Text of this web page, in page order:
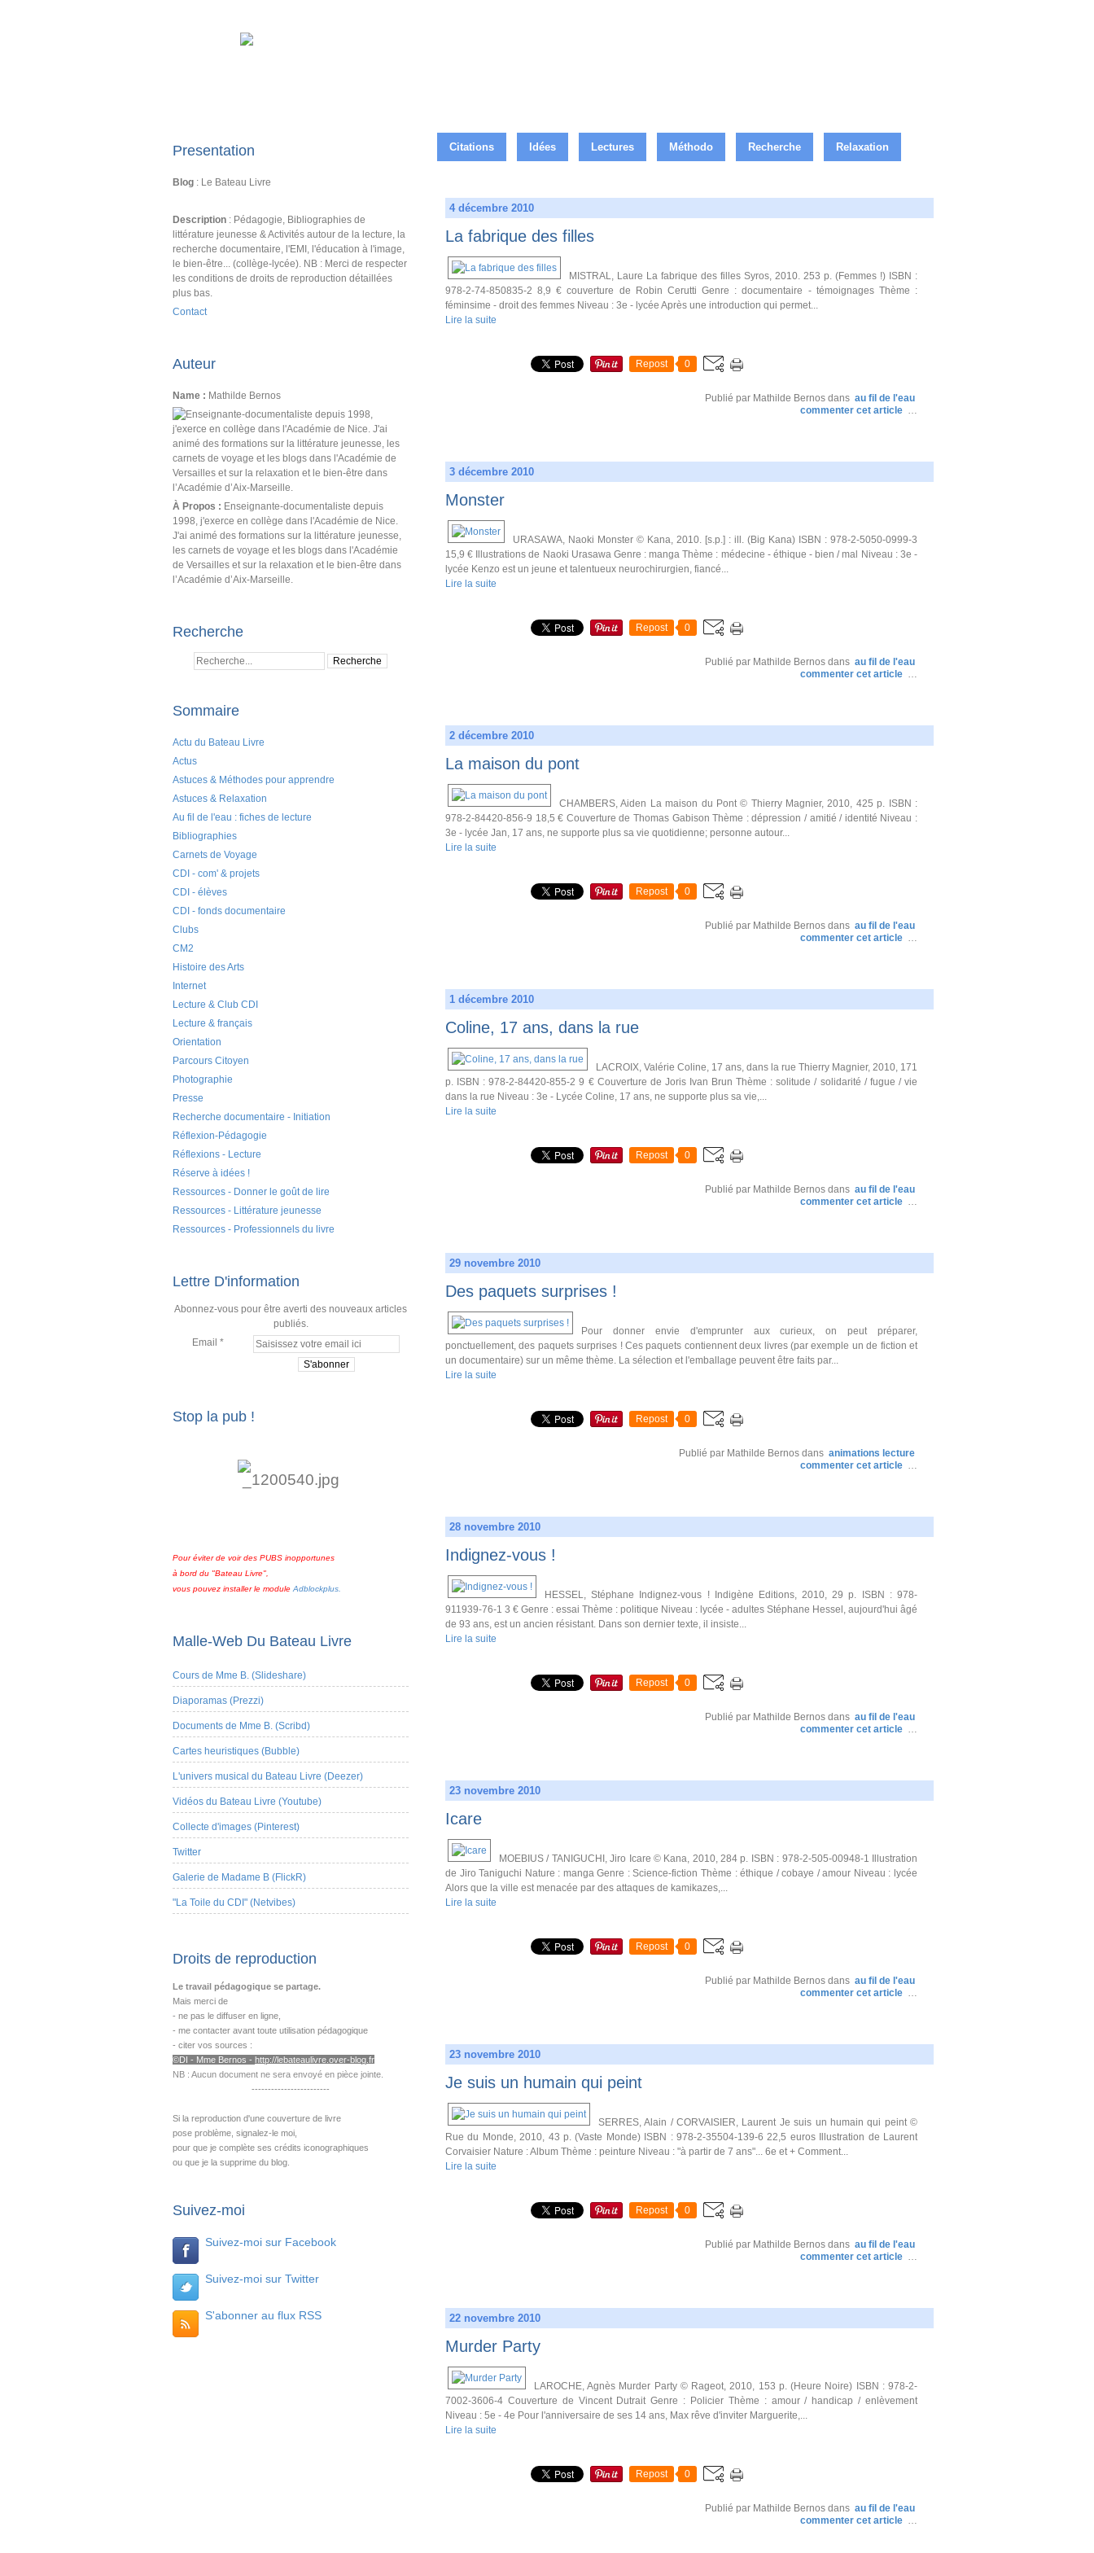
Presentation
Blog : Le Bateau Livre
Description : Pédagogie, Bibliographies de
littérature jeunesse & Activités autour de la lecture, la
recherche documentaire, l'EMI, l'éducation à l'image,
le bien-être... (collège-lycée). NB : Merci de respecter
les conditions de droits de reproduction détaillées
plus bas.
Contact
Auteur
Name : Mathilde Bernos
À Propos : Enseignante-documentaliste depuis
1998, j'exerce en collège dans l'Académie de Nice.
J'ai animé des formations sur la littérature jeunesse,
les carnets de voyage et les blogs dans l'Académie
de Versailles et sur la relaxation et le bien-être dans
l’Académie d’Aix-Marseille.
Recherche
Sommaire
Actu du Bateau Livre
Actus
Astuces & Méthodes pour apprendre
Astuces & Relaxation
Au fil de l'eau : fiches de lecture
Bibliographies
Carnets de Voyage
CDI - com' & projets
CDI - élèves
CDI - fonds documentaire
Clubs
CM2
Histoire des Arts
Internet
Lecture & Club CDI
Lecture & français
Orientation
Parcours Citoyen
Photographie
Presse
Recherche documentaire - Initiation
Réflexion-Pédagogie
Réflexions - Lecture
Réserve à idées !
Ressources - Donner le goût de lire
Ressources - Littérature jeunesse
Ressources - Professionnels du livre
Lettre D'information
Abonnez-vous pour être averti des nouveaux articles
publiés.
Email
Stop la pub !
Pour éviter de voir des PUBS inopportunes
à bord du "Bateau Livre",
vous pouvez installer le module Adblockplus.
Malle-Web Du Bateau Livre
Cours de Mme B. (Slideshare)
Diaporamas (Prezzi)
Documents de Mme B. (Scribd)
Cartes heuristiques (Bubble)
L'univers musical du Bateau Livre (Deezer)
Vidéos du Bateau Livre (Youtube)
Collecte d'images (Pinterest)
Twitter
Galerie de Madame B (FlickR)
"La Toile du CDI" (Netvibes)
Droits de reproduction
Le travail pédagogique se partage.
Mais merci de
- ne pas le diffuser en ligne,
- me contacter avant toute utilisation pédagogique
- citer vos sources :
©DI - Mme Bernos - http://lebateaulivre.over-blog.fr
NB : Aucun document ne sera envoyé en pièce jointe.
------------------------
Si la reproduction d'une couverture de livre
pose problème, signalez-le moi,
pour que je complète ses crédits iconographiques
ou que je la supprime du blog.
Suivez-moi
Suivez-moi sur Facebook
Suivez-moi sur Twitter
S'abonner au flux RSS
Citations Idées Lectures Méthodo Recherche Relaxation
4 décembre 2010
La fabrique des filles
MISTRAL, Laure La fabrique des filles Syros, 2010. 253 p. (Femmes !) ISBN :
978-2-74-850835-2 8,9 € couverture de Robin Cerutti Genre : documentaire - témoignages Thème :
féminsime - droit des femmes Niveau : 3e - lycée Après une introduction qui permet...
Lire la suite
Repost 0
Publié par Mathilde Bernos dans au fil de l'eau
commenter cet article …
3 décembre 2010
Monster
URASAWA, Naoki Monster © Kana, 2010. [s.p.] : ill. (Big Kana) ISBN : 978-2-5050-0999-3
15,9 € Illustrations de Naoki Urasawa Genre : manga Thème : médecine - éthique - bien / mal Niveau : 3e -
lycée Kenzo est un jeune et talentueux neurochirurgien, fiancé...
Lire la suite
Repost 0
Publié par Mathilde Bernos dans au fil de l'eau
commenter cet article …
2 décembre 2010
La maison du pont
CHAMBERS, Aiden La maison du Pont © Thierry Magnier, 2010, 425 p. ISBN :
978-2-84420-856-9 18,5 € Couverture de Thomas Gabison Thème : dépression / amitié / identité Niveau :
3e - lycée Jan, 17 ans, ne supporte plus sa vie quotidienne; personne autour...
Lire la suite
Repost 0
Publié par Mathilde Bernos dans au fil de l'eau
commenter cet article …
1 décembre 2010
Coline, 17 ans, dans la rue
LACROIX, Valérie Coline, 17 ans, dans la rue Thierry Magnier, 2010, 171
p. ISBN : 978-2-84420-855-2 9 € Couverture de Joris Ivan Brun Thème : solitude / solidarité / fugue / vie
dans la rue Niveau : 3e - Lycée Coline, 17 ans, ne supporte plus sa vie,...
Lire la suite
Repost 0
Publié par Mathilde Bernos dans au fil de l'eau
commenter cet article …
29 novembre 2010
Des paquets surprises !
Pour donner envie d'emprunter aux curieux, on peut préparer,
ponctuellement, des paquets surprises ! Ces paquets contiennent deux livres (par exemple un de fiction et
un documentaire) sur un même thème. La sélection et l'emballage peuvent être faits par...
Lire la suite
Repost 0
Publié par Mathilde Bernos dans animations lecture
commenter cet article …
28 novembre 2010
Indignez-vous !
HESSEL, Stéphane Indignez-vous ! Indigène Editions, 2010, 29 p. ISBN : 978-
911939-76-1 3 € Genre : essai Thème : politique Niveau : lycée - adultes Stéphane Hessel, aujourd'hui âgé
de 93 ans, est un ancien résistant. Dans son dernier texte, il insiste...
Lire la suite
Repost 0
Publié par Mathilde Bernos dans au fil de l'eau
commenter cet article …
23 novembre 2010
Icare
MOEBIUS / TANIGUCHI, Jiro Icare © Kana, 2010, 284 p. ISBN : 978-2-505-00948-1 Illustration
de Jiro Taniguchi Nature : manga Genre : Science-fiction Thème : éthique / cobaye / amour Niveau : lycée
Alors que la ville est menacée par des attaques de kamikazes,...
Lire la suite
Repost 0
Publié par Mathilde Bernos dans au fil de l'eau
commenter cet article …
23 novembre 2010
Je suis un humain qui peint
SERRES, Alain / CORVAISIER, Laurent Je suis un humain qui peint ©
Rue du Monde, 2010, 43 p. (Vaste Monde) ISBN : 978-2-35504-139-6 22,5 euros Illustration de Laurent
Corvaisier Nature : Album Thème : peinture Niveau : "à partir de 7 ans"... 6e et + Comment...
Lire la suite
Repost 0
Publié par Mathilde Bernos dans au fil de l'eau
commenter cet article …
22 novembre 2010
Murder Party
LAROCHE, Agnès Murder Party © Rageot, 2010, 153 p. (Heure Noire) ISBN : 978-2-
7002-3606-4 Couverture de Vincent Dutrait Genre : Policier Thème : amour / handicap / enlèvement
Niveau : 5e - 4e Pour l'anniversaire de ses 14 ans, Max rêve d'inviter Marguerite,...
Lire la suite
Repost 0
Publié par Mathilde Bernos dans au fil de l'eau
commenter cet article …